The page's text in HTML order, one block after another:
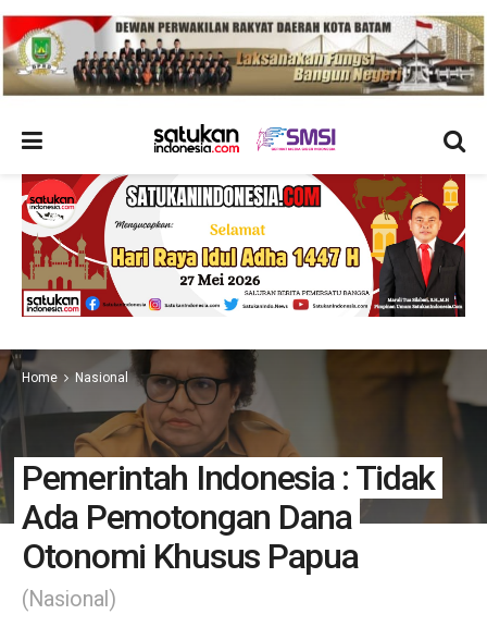
Home Nasional
Pemerintah Indonesia : Tidak
Ada Pemotongan Dana
Otonomi Khusus Papua
(Nasional)